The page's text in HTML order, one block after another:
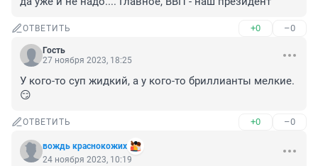
ОТВЕТИТЬ +0 –0
Гость
27 ноября 2023, 18:25
У кого-то суп жидкий, а у кого-то бриллианты мелкие.
😏
ОТВЕТИТЬ +0 –0
вождь краснокожих
24 ноября 2023, 10:19